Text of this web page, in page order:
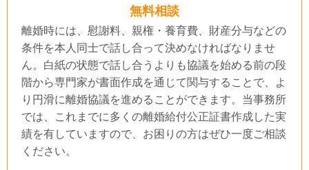
無料相談
離婚時には、慰謝料、親権・養育費、財産分与などの
条件を本人同士で話し合って決めなければなりませ
ん。白紙の状態で話し合うよりも協議を始める前の段
階から専門家が書面作成を通じて関与することで、よ
り円滑に離婚協議を進めることができます。当事務所
では、これまでに多くの離婚給付公正証書作成した実
績を有していますので、お困りの方はぜひ一度ご相談
ください。